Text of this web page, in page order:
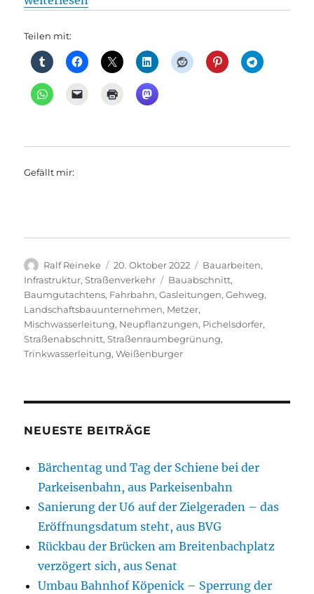
Teilen mit:
Gefällt mir:
Autor
Ralf Reineke
Veröffentlicht
am
20. Oktober 2022 Kategorien
Bauarbeiten,
Infrastruktur,Straßenverkehr Schlagwörter
Bauabschnitt,
Baumgutachtens, Fahrbahn,Gasleitungen,Gehweg,
Landschaftsbauunternehmen, Metzer,
Mischwasserleitung, Neupflanzungen, Pichelsdorfer,
Straßenabschnitt,Straßenraumbegrünung,
Trinkwasserleitung,Weißenburger
NEUESTE BEITRÄGE
Bärchentag und Tag der Schiene bei der
Parkeisenbahn, aus Parkeisenbahn
Sanierung der U6 auf der Zielgeraden – das
Eröffnungsdatum steht, aus BVG
Rückbau der Brücken am Breitenbachplatz
verzögert sich, aus Senat
Umbau Bahnhof Köpenick – Sperrung der